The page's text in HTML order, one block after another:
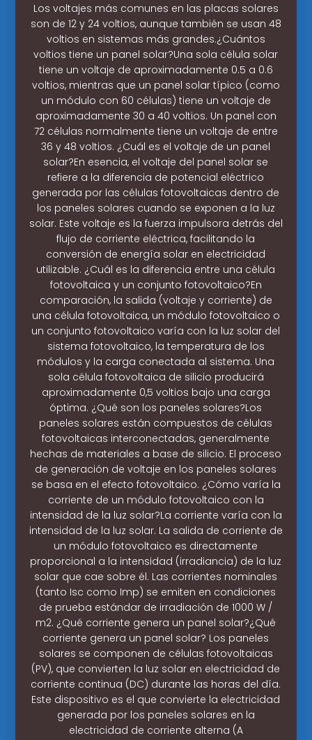
Los voltajes más comunes en las placas solares
son de 12 y 24 voltios, aunque también se usan 48
voltios en sistemas más grandes.¿Cuántos
voltios tiene un panel solar?Una sola célula solar
tiene un voltaje de aproximadamente 0.5 a 0.6
voltios, mientras que un panel solar típico (como
un módulo con 60 células) tiene un voltaje de
aproximadamente 30 a 40 voltios. Un panel con
72 células normalmente tiene un voltaje de entre
36 y 48 voltios. ¿Cuál es el voltaje de un panel
solar?En esencia, el voltaje del panel solar se
refiere a la diferencia de potencial eléctrico
generada por las células fotovoltaicas dentro de
los paneles solares cuando se exponen a la luz
solar. Este voltaje es la fuerza impulsora detrás del
flujo de corriente eléctrica, facilitando la
conversión de energía solar en electricidad
utilizable. ¿Cuál es la diferencia entre una célula
fotovoltaica y un conjunto fotovoltaico?En
comparación, la salida (voltaje y corriente) de
una célula fotovoltaica, un módulo fotovoltaico o
un conjunto fotovoltaico varía con la luz solar del
sistema fotovoltaico, la temperatura de los
módulos y la carga conectada al sistema. Una
sola célula fotovoltaica de silicio producirá
aproximadamente 0,5 voltios bajo una carga
óptima. ¿Qué son los paneles solares?Los
paneles solares están compuestos de células
fotovoltaicas interconectadas, generalmente
hechas de materiales a base de silicio. El proceso
de generación de voltaje en los paneles solares
se basa en el efecto fotovoltaico. ¿Cómo varía la
corriente de un módulo fotovoltaico con la
intensidad de la luz solar?La corriente varía con la
intensidad de la luz solar. La salida de corriente de
un módulo fotovoltaico es directamente
proporcional a la intensidad (irradiancia) de la luz
solar que cae sobre él. Las corrientes nominales
(tanto Isc como Imp) se emiten en condiciones
de prueba estándar de irradiación de 1000 W /
m2. ¿Qué corriente genera un panel solar?¿Qué
corriente genera un panel solar? Los paneles
solares se componen de células fotovoltaicas
(PV), que convierten la luz solar en electricidad de
corriente continua (DC) durante las horas del día.
Este dispositivo es el que convierte la electricidad
generada por los paneles solares en la
electricidad de corriente alterna (A